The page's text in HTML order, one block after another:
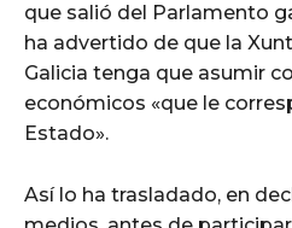
que salió del Parlamento
ha advertido de que la
Galicia tenga que asumir
económicos «que le
Estado».
Así lo ha trasladado, en